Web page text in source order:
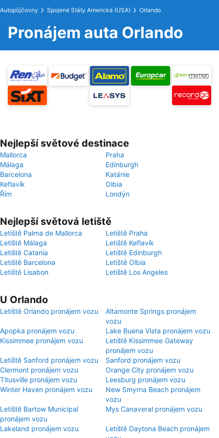
Autopůjčovny Spojené Státy Americké (USA) Orlando
Pronájem auta Orlando
Nejlepší světové destinace
Mallorca
Praha
Málaga
Edinburgh
Barcelona
Katánie
Keflavík
Olbia
Řím
Londýn
Nejlepší světová letiště
Letiště Palma de Mallorca
Letiště Praha
Letiště Málaga
Letiště Keflavík
Letiště Catania
Letiště Edinburgh
Letiště Barcelona
Letiště Olbia
Letiště Lisabon
Letiště Los Angeles
U Orlando
Letiště Orlando pronájem vozu
Altamonte Springs pronájem
vozu
Apopka pronájem vozu
Lake Buena Vista pronájem vozu
Kissimmee pronájem vozu
Letiště Kissimmee Gateway
pronájem vozu
Letiště Sanford pronájem vozu
Sanford pronájem vozu
Clermont pronájem vozu
Orange City pronájem vozu
Titusville pronájem vozu
Leesburg pronájem vozu
Winter Haven pronájem vozu
New Smyrna Beach pronájem
vozu
Letiště Bartow Municipal
pronájem vozu
Mys Canaveral pronájem vozu
Lakeland pronájem vozu
Letiště Daytona Beach pronájem